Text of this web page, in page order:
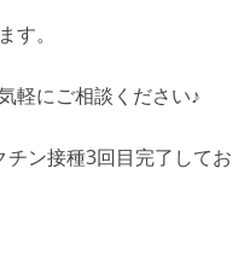
す。
軽にご相談ください♪
ン接種3回目完了してお